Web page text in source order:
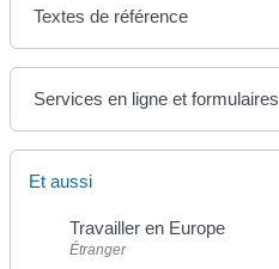
Textes de référence
Services en ligne et formulaires
Et aussi
Travailler en Europe
Étranger